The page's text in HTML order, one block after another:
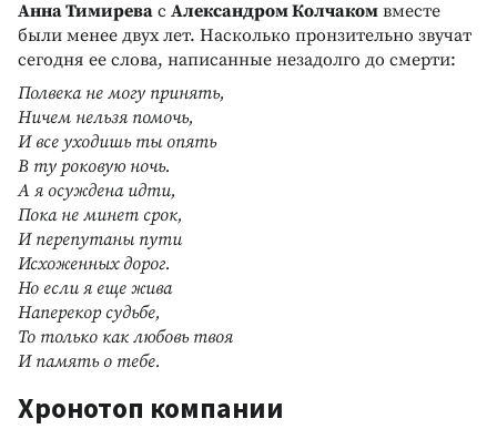
Анна Тимирева с Александром Колчаком вместе
были менее двух лет. Насколько пронзительно звучат
сегодня ее слова, написанные незадолго до смерти:
Полвека не могу принять,
Ничем нельзя помочь,
И все уходишь ты опять
В ту роковую ночь.
А я осуждена идти,
Пока не минет срок,
И перепутаны пути
Исхоженных дорог.
Но если я еще жива
Наперекор судьбе,
То только как любовь твоя
И память о тебе.
Хронотоп компании